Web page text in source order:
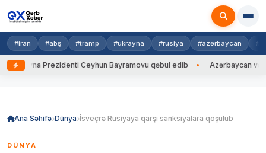
#iran #abş #tramp #ukrayna #rusiya #azərbaycan
Prezidenti Ceyhun Bayramovu qəbul edib Azərbaycan və
Ana Səhifə Dünya İsveçrə Rusiyaya qarşı sanksiyalara qoşulub
DÜNYA